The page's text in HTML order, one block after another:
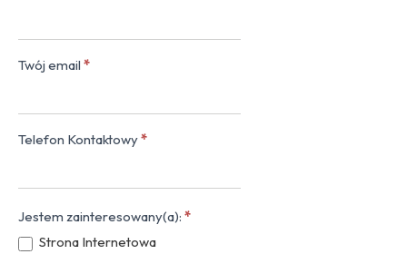
Twój email *
Telefon Kontaktowy*
Jestem zainteresowany(a): *
Strona Internetowa